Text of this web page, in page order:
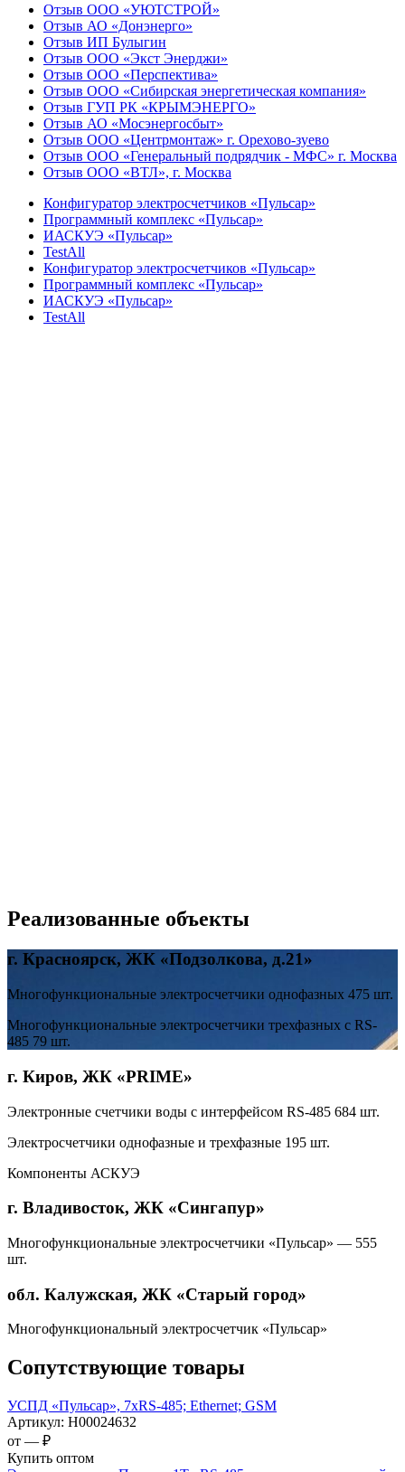
Отзыв ООО «УЮТСТРОЙ»
Отзыв АО «Донэнерго»
Отзыв ИП Булыгин
Отзыв ООО «Экст Энерджи»
Отзыв ООО «Перспектива»
Отзыв ООО «Сибирская энергетическая компания»
Отзыв ГУП РК «КРЫМЭНЕРГО»
Отзыв АО «Мосэнергосбыт»
Отзыв ООО «Центрмонтаж» г. Орехово-зуево
Отзыв ООО «Генеральный подрядчик - МФС» г. Москва
Отзыв ООО «ВТЛ», г. Москва
Конфигуратор электросчетчиков «Пульсар»
Программный комплекс «Пульсар»
ИАСКУЭ «Пульсар»
TestAll
Конфигуратор электросчетчиков «Пульсар»
Программный комплекс «Пульсар»
ИАСКУЭ «Пульсар»
TestAll
Реализованные объекты
г. Красноярск, ЖК «Подзолкова, д.21»
Многофункциональные электросчетчики однофазных 475 шт.
Многофункциональные электросчетчики трехфазных с RS-
485 79 шт.
г. Киров, ЖК «PRIME»
Электронные счетчики воды с интерфейсом RS-485 684 шт.
Электросчетчики однофазные и трехфазные 195 шт.
Компоненты АСКУЭ
г. Владивосток, ЖК «Сингапур»
Многофункциональные электросчетчики «Пульсар» — 555
шт.
обл. Калужская, ЖК «Старый город»
Многофункциональный электросчетчик «Пульсар»
Сопутствующие товары
УСПД «Пульсар», 7хRS-485; Ethernet; GSM
Артикул: Н00024632
от — ₽
Купить оптом